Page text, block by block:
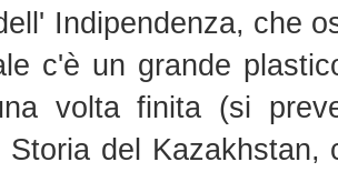
Indipendenza, che
c'è un grande
volta finita (si
Storia del Kazakhstan,